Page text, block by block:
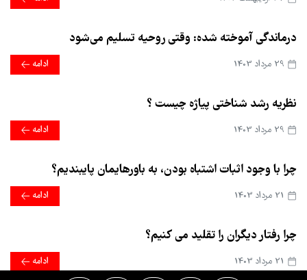
درماندگی آموخته شده: وقتی روحیه تسلیم می‌شود
ادامه
نظریه رشد شناختی پیاژه چیست ؟
ادامه
چرا با وجود اثبات اشتباه بودن، به باورهایمان پایبندیم؟
ادامه
چرا رفتار دیگران را تقلید می کنیم؟
ادامه